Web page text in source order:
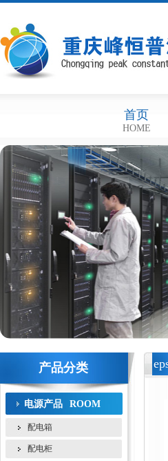
首页
HOME
产品分类
电源产品 ROOM
配电箱
配电柜